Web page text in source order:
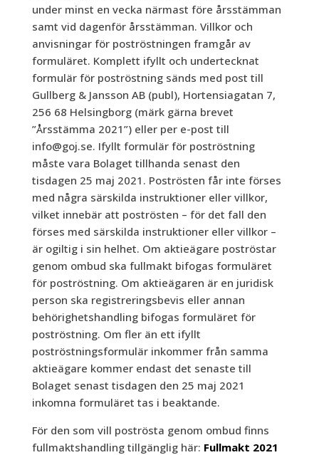
under minst en vecka närmast före årsstämman
samt vid dagenför årsstämman. Villkor och
anvisningar för poströstningen framgår av
formuläret. Komplett ifyllt och undertecknat
formulär för poströstning sänds med post till
Gullberg & Jansson AB (publ), Hortensiagatan 7,
256 68 Helsingborg (märk gärna brevet
”Årsstämma 2021”) eller per e-post till
info@goj.se. Ifyllt formulär för poströstning
måste vara Bolaget tillhanda senast den
tisdagen 25 maj 2021. Poströsten får inte förses
med några särskilda instruktioner eller villkor,
vilket innebär att poströsten – för det fall den
förses med särskilda instruktioner eller villkor –
är ogiltig i sin helhet. Om aktieägare poströstar
genom ombud ska fullmakt bifogas formuläret
för poströstning. Om aktieägaren är en juridisk
person ska registreringsbevis eller annan
behörighetshandling bifogas formuläret för
poströstning. Om fler än ett ifyllt
poströstningsformulär inkommer från samma
aktieägare kommer endast det senaste till
Bolaget senast tisdagen den 25 maj 2021
inkomna formuläret tas i beaktande.
För den som vill poströsta genom ombud finns
fullmaktshandling tillgänglig här: Fullmakt 2021